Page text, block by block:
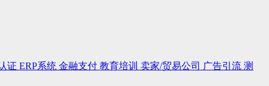
证 ERP系统 金融支付 教育培训 卖家/贸易公司 广告引流 测